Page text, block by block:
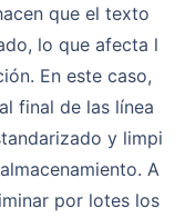
que el texto
lo que afecta l
En este caso,
final de las línea
y limpi
A
por lotes los